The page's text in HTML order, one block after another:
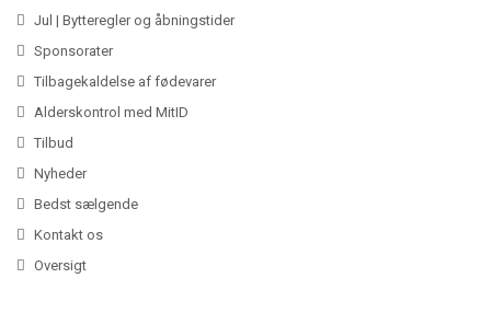
Jul | Bytteregler og åbningstider
Sponsorater
Tilbagekaldelse af fødevarer
Alderskontrol med MitID
Tilbud
Nyheder
Bedst sælgende
Kontakt os
Oversigt